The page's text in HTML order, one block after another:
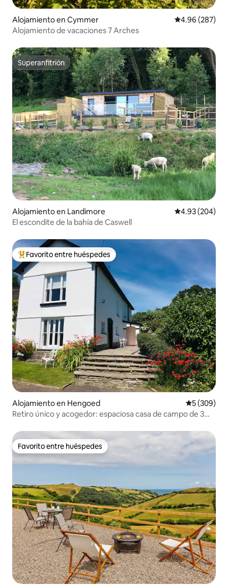
Alojamiento en Cymmer Calificación
4.96 (287)
Alojamiento de vacaciones 7 Arches
Superanfitrión
Superanfitrión
Alojamiento en Landimore Calificación
4.93 (204)
El escondite de la bahía de Caswell
Favorito entre huéspedes preferido
Favorito entre huéspedes
Alojamiento en Hengoed Calificación
5 (309)
Retiro único y acogedor: espaciosa casa de campo de 3
Favorito entre huéspedes
Favorito entre huéspedes